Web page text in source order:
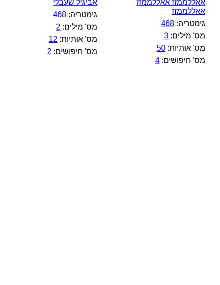
אאללממזז אאללממזז
אאללממזז
גימטריה:468
מס' מילים:3
מס' אותיות:50
מס' חיפושים:4
אביגיל שעבלי
גימטריה: 468
מס' מילים: 2
מס' אותיות: 12
מס' חיפושים: 2